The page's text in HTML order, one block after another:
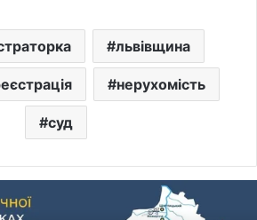
львівщина
нерухомість
суд